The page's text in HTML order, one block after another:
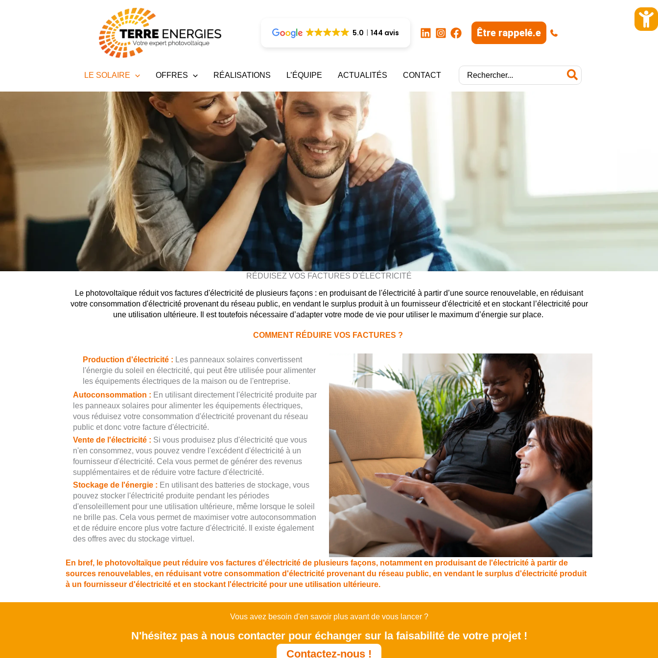
5.0 144 avis Être rappelé.e
LE SOLAIRE OFFRES RÉALISATIONS L’ÉQUIPE ACTUALITÉS CONTACT
Rechercher:
RÉDUISEZ VOS FACTURES D'ÉLECTRICITÉ
Le photovoltaïque réduit vos factures d'électricité de plusieurs façons : en produisant de l'électricité à partir d’une source renouvelable, en réduisant
votre consommation d'électricité provenant du réseau public, en vendant le surplus produit à un fournisseur d'électricité et en stockant l’électricité pour
une utilisation ultérieure. Il est toutefois nécessaire d’adapter votre mode de vie pour utiliser le maximum d’énergie sur place.
COMMENT RÉDUIRE VOS FACTURES ?
Production d'électricité : Les panneaux solaires convertissent
l'énergie du soleil en électricité, qui peut être utilisée pour alimenter
les équipements électriques de la maison ou de l'entreprise.
Autoconsommation : En utilisant directement l'électricité produite par
les panneaux solaires pour alimenter les équipements électriques,
vous réduisez votre consommation d'électricité provenant du réseau
public et donc votre facture d'électricité.
Vente de l'électricité : Si vous produisez plus d'électricité que vous
n'en consommez, vous pouvez vendre l'excédent d'électricité à un
fournisseur d'électricité. Cela vous permet de générer des revenus
supplémentaires et de réduire votre facture d'électricité.
Stockage de l'énergie : En utilisant des batteries de stockage, vous
pouvez stocker l'électricité produite pendant les périodes
d'ensoleillement pour une utilisation ultérieure, même lorsque le soleil
ne brille pas. Cela vous permet de maximiser votre autoconsommation
et de réduire encore plus votre facture d'électricité. Il existe également
des offres avec du stockage virtuel.
En bref, le photovoltaïque peut réduire vos factures d'électricité de plusieurs façons, notamment en produisant de l'électricité à partir de
sources renouvelables, en réduisant votre consommation d'électricité provenant du réseau public, en vendant le surplus d'électricité produit
à un fournisseur d'électricité et en stockant l'électricité pour une utilisation ultérieure.
Vous avez besoin d'en savoir plus avant de vous lancer ?
N'hésitez pas à nous contacter pour échanger sur la faisabilité de votre projet !
Contactez-nous !